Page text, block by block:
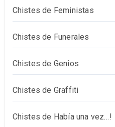
Chistes de Feministas
Chistes de Funerales
Chistes de Genios
Chistes de Graffiti
Chistes de Había una vez…!